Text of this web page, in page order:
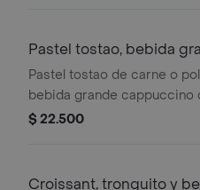
Pastel tostao, bebida
galleta
Pastel tostao de carne o
bebida grande cappuccino
caliente + galleta tostao de
$ 22.500
Croissant, tronquito y